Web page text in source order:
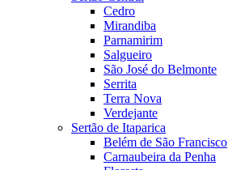
Cedro
Mirandiba
Parnamirim
Salgueiro
São José do Belmonte
Serrita
Terra Nova
Verdejante
Sertão de Itaparica
Belém de São Francisco
Carnaubeira da Penha